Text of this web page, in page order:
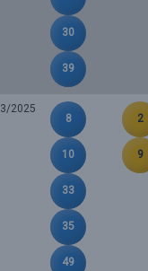
30
39
2025
8
10
33
35
49
2
9